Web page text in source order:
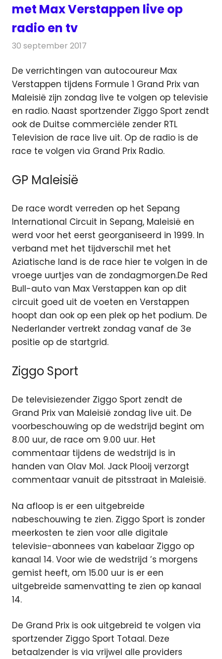
met Max Verstappen live op
radio en tv
30 september 2017
De verrichtingen van autocoureur Max
Verstappen tijdens Formule 1 Grand Prix van
Maleisië zijn zondag live te volgen op televisie
en radio. Naast sportzender Ziggo Sport zendt
ook de Duitse commerciële zender RTL
Television de race live uit. Op de radio is de
race te volgen via Grand Prix Radio.
GP Maleisië
De race wordt verreden op het Sepang
International Circuit in Sepang, Maleisië en
werd voor het eerst georganiseerd in 1999. In
verband met het tijdverschil met het
Aziatische land is de race hier te volgen in de
vroege uurtjes van de zondagmorgen.De Red
Bull-auto van Max Verstappen kan op dit
circuit goed uit de voeten en Verstappen
hoopt dan ook op een plek op het podium. De
Nederlander vertrekt zondag vanaf de 3e
positie op de startgrid.
Ziggo Sport
De televisiezender Ziggo Sport zendt de
Grand Prix van Maleisië zondag live uit. De
voorbeschouwing op de wedstrijd begint om
8.00 uur, de race om 9.00 uur. Het
commentaar tijdens de wedstrijd is in
handen van Olav Mol. Jack Plooij verzorgt
commentaar vanuit de pitsstraat in Maleisië.
Na afloop is er een uitgebreide
nabeschouwing te zien. Ziggo Sport is zonder
meerkosten te zien voor alle digitale
televisie-abonnees van kabelaar Ziggo op
kanaal 14. Voor wie de wedstrijd ’s morgens
gemist heeft, om 15.00 uur is er een
uitgebreide samenvatting te zien op kanaal
14.
De Grand Prix is ook uitgebreid te volgen via
sportzender Ziggo Sport Totaal. Deze
betaalzender is via vrijwel alle providers